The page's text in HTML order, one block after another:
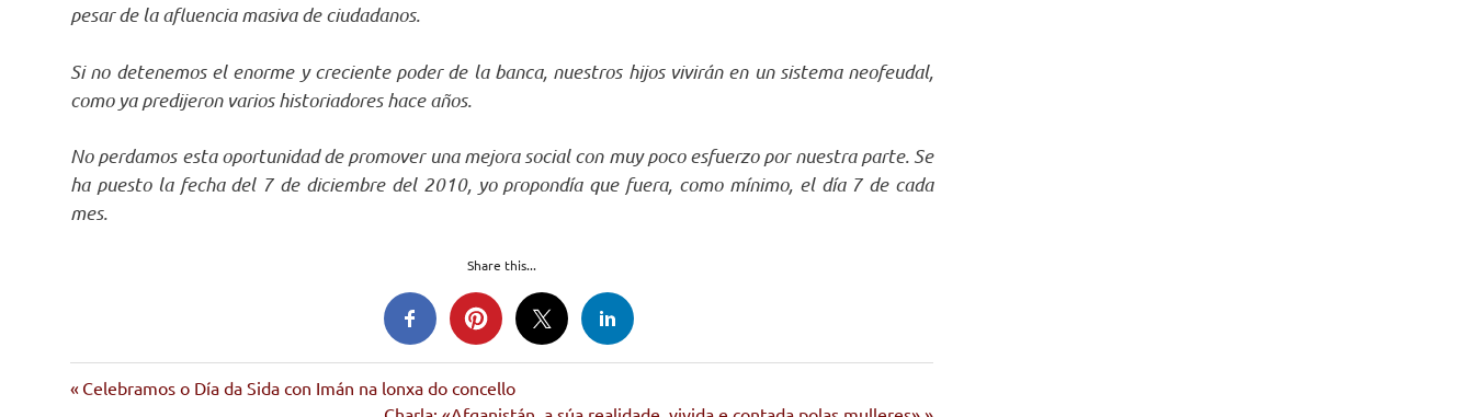
pesar de la afluencia masiva de ciudadanos.
Si no detenemos el enorme y creciente poder de la banca, nuestros hijos vivirán en un sistema neofeudal,
como ya predijeron varios historiadores hace años.
No perdamos esta oportunidad de promover una mejora social con muy poco esfuerzo por nuestra parte. Se
ha puesto la fecha del 7 de diciembre del 2010, yo propondía que fuera, como mínimo, el día 7 de cada
mes.
Share this...
Navegación
Entrada
Celebramos o Día da Sida con Imán na lonxa do concello
Siguiente